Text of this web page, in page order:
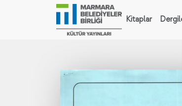
Kitaplar